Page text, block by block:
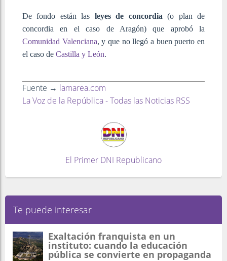
De fondo están las leyes de concordia (o plan de
concordia en el caso de Aragón) que aprobó la
Comunidad Valenciana, y que no llegó a buen puerto en
el caso de Castilla y León.
Fuente → lamarea.com
La Voz de la República - Todas las Noticias RSS
El Primer DNI Republicano
Te puede interesar
Exaltación franquista en un
instituto: cuando la educación
pública se convierte en propaganda